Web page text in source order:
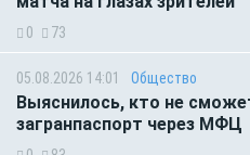
0 73
05.08.2026 14:01 Общество
Выяснилось, кто не
загранпаспорт через МФЦ